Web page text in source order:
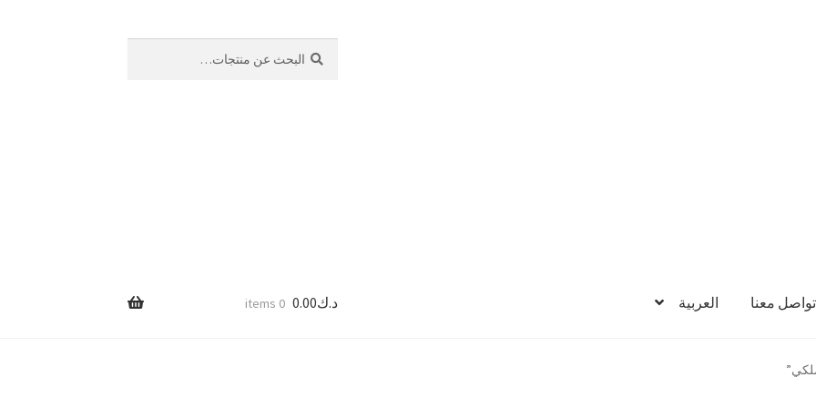
عن:
تواصل معنا العربية د.ك0.00
0 items